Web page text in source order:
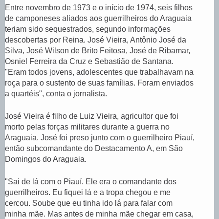
f
o
t
,
Entre novembro de 1973 e o início de 1974, seis filhos
de camponeses aliados aos guerrilheiros do Araguaia
teriam sido sequestrados, segundo informações
descobertas por Reina. José Vieira, Antônio José da
Silva, José Wilson de Brito Feitosa, José de Ribamar,
Osniel Ferreira da Cruz e Sebastião de Santana.
"Eram todos jovens, adolescentes que trabalhavam na
roça para o sustento de suas famílias. Foram enviados
a quartéis", conta o jornalista.
José Vieira é filho de Luiz Vieira, agricultor que foi
morto pelas forças militares durante a guerra no
Araguaia. José foi preso junto com o guerrilheiro Piauí,
então subcomandante do Destacamento A, em São
Domingos do Araguaia.
"Sai de lá com o Piauí. Ele era o comandante dos
guerrilheiros. Eu fiquei lá e a tropa chegou e me
cercou. Soube que eu tinha ido lá para falar com
minha mãe. Mas antes de minha mãe chegar em casa,